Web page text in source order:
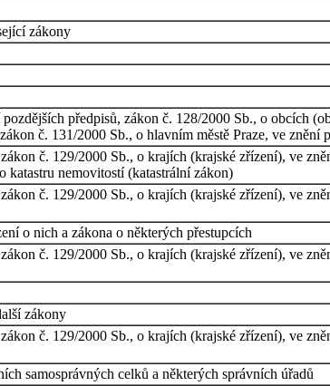
zákony
předpisů, zákon č. 128/2000 Sb., o obcích
č. 131/2000 Sb., o hlavním městě Praze, ve znění
č. 129/2000 Sb., o krajích (krajské zřízení), ve
katastru nemovitostí (katastrální zákon)
č. 129/2000 Sb., o krajích (krajské zřízení), ve
o nich a zákona o některých přestupcích
č. 129/2000 Sb., o krajích (krajské zřízení), ve
zákony
č. 129/2000 Sb., o krajích (krajské zřízení), ve
samosprávných celků a některých správních úřadů